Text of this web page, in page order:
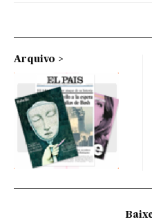
Arquivo